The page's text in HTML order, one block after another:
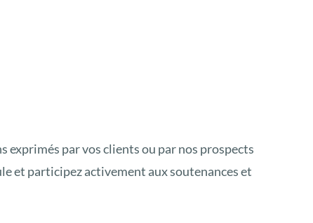
exprimés par vos clients ou par nos prospects
et participez activement aux soutenances et